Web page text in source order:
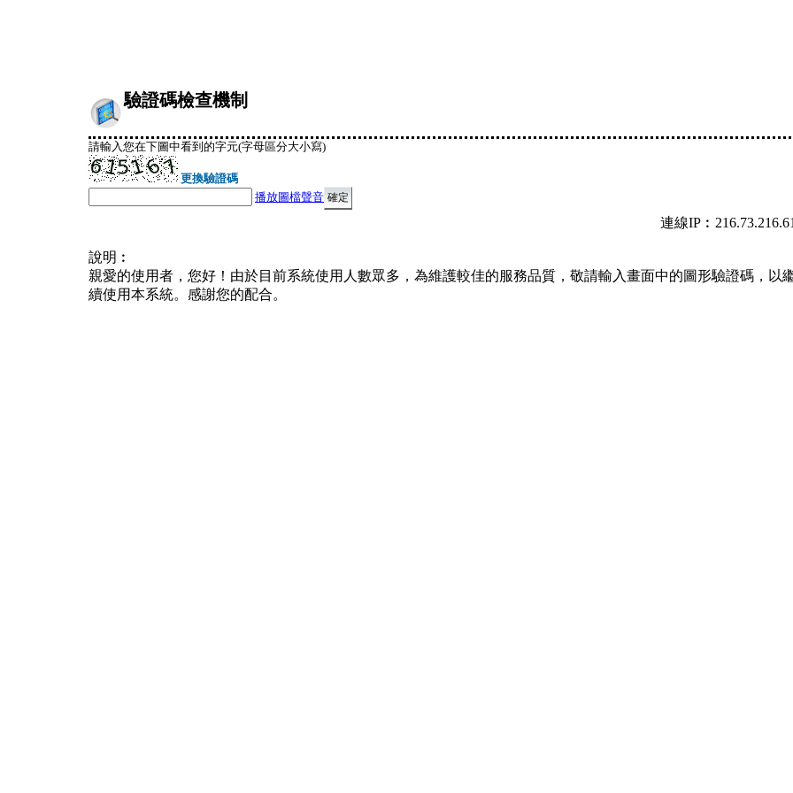
驗證碼檢查機制
請輸入您在下圖中看到的字元(字母區分大小寫)
更換驗證碼
播放圖檔聲音
連線
說明︰
親愛的使用者，您好！由於目前系統使用人數眾多，為維護較佳的服務品質，敬請輸入畫面中的圖形驗證碼，以
續使用本系統。感謝您的配合。